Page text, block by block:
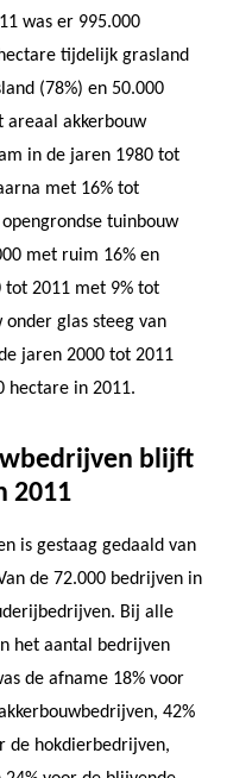
was er 995.000
tijdelijk grasland
(78%) en 50.000
areaal akkerbouw
in de jaren 1980 tot
met 16% tot
tuinbouw
met ruim 16% en
tot 2011 met 9% tot
glas steeg van
jaren 2000 tot 2011
hectare in 2011.
blijft
2011
is gestaag gedaald van
de 72.000 bedrijven in
Bij alle
het aantal bedrijven
de afname 18% voor
42%
de hokdierbedrijven,